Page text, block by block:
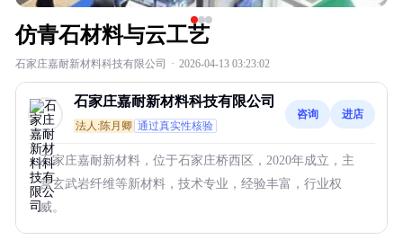
仿青石材料与云工艺
石家庄嘉耐新材料科技有限公司 · 2026-04-13 03:23:02
石家庄嘉耐新材料科技有限公司
法人:陈月卿 通过真实性核验
咨询 进店
石家庄嘉耐新材料，位于石家庄桥西区，2020年成立，主
营玄武岩纤维等新材料，技术专业，经验丰富，行业权
威。